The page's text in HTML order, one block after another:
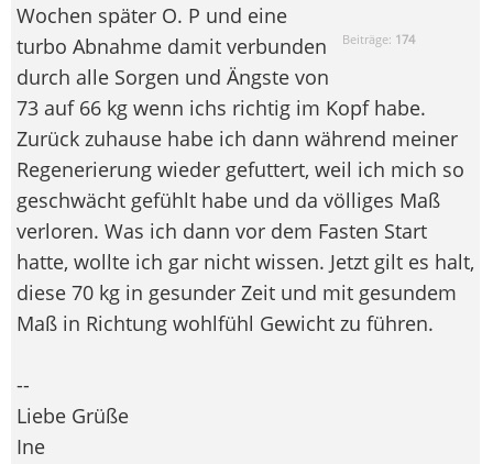
Beiträge: 174
Wochen später O. P und eine
turbo Abnahme damit verbunden
durch alle Sorgen und Ängste von
73 auf 66 kg wenn ichs richtig im Kopf habe.
Zurück zuhause habe ich dann während meiner
Regenerierung wieder gefuttert, weil ich mich so
geschwächt gefühlt habe und da völliges Maß
verloren. Was ich dann vor dem Fasten Start
hatte, wollte ich gar nicht wissen. Jetzt gilt es halt,
diese 70 kg in gesunder Zeit und mit gesundem
Maß in Richtung wohlfühl Gewicht zu führen.
--
Liebe Grüße
Ine